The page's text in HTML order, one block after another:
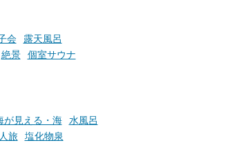
会
露天風呂
絶景
個室サウナ
が見える・海
水風呂
旅 塩化物泉